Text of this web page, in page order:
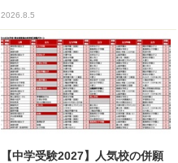
2026.8.5
【中学受験2027】人気校の併願